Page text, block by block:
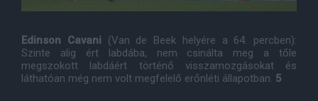
Edinson Cavani (Van de Beek helyére a 64. percben):
Szinte alig ért labdába, nem csinálta meg a tőle
megszokott labdáért történő visszamozgásokat és
láthatóan még nem volt megfelelő erőnléti állapotban. 5